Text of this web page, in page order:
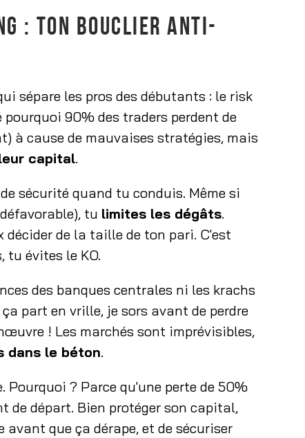
: TON BOUCLIER ANTI-
sépare les pros des débutants : le risk
90% des traders perdent de
à cause de mauvaises stratégies, mais
capital.
sécurité quand tu conduis. Même si
tu limites les dégâts.
décider de la taille de ton pari. C'est
tu évites le KO.
des banques centrales ni les krachs
part en vrille, je sors avant de perdre
! Les marchés sont imprévisibles,
dans le béton.
Pourquoi ? Parce qu'une perte de 50%
de départ. Bien protéger son capital,
que ça dérape, et de sécuriser